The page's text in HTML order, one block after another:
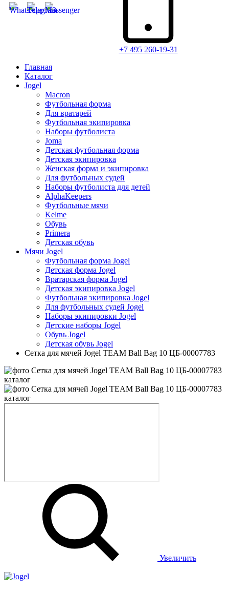
+7 495 260-19-31
Главная
Каталог
Jogel
Macron
Футбольная форма
Для вратарей
Футбольная экипировка
Наборы футболиста
Joma
Детская футбольная форма
Детская экипировка
Женская форма и экипировка
Для футбольных судей
Наборы футболиста для детей
AlphaKeepers
Футбольные мячи
Kelme
Обувь
Primera
Детская обувь
Мячи Jogel
Футбольная форма Jogel
Детская форма Jogel
Вратарская форма Jogel
Детская экипировка Jogel
Футбольная экипировка Jogel
Для футбольных судей Jogel
Наборы экипировки Jogel
Детские наборы Jogel
Обувь Jogel
Детская обувь Jogel
Сетка для мячей Jogel TEAM Ball Bag 10 ЦБ-00007783
Увеличить